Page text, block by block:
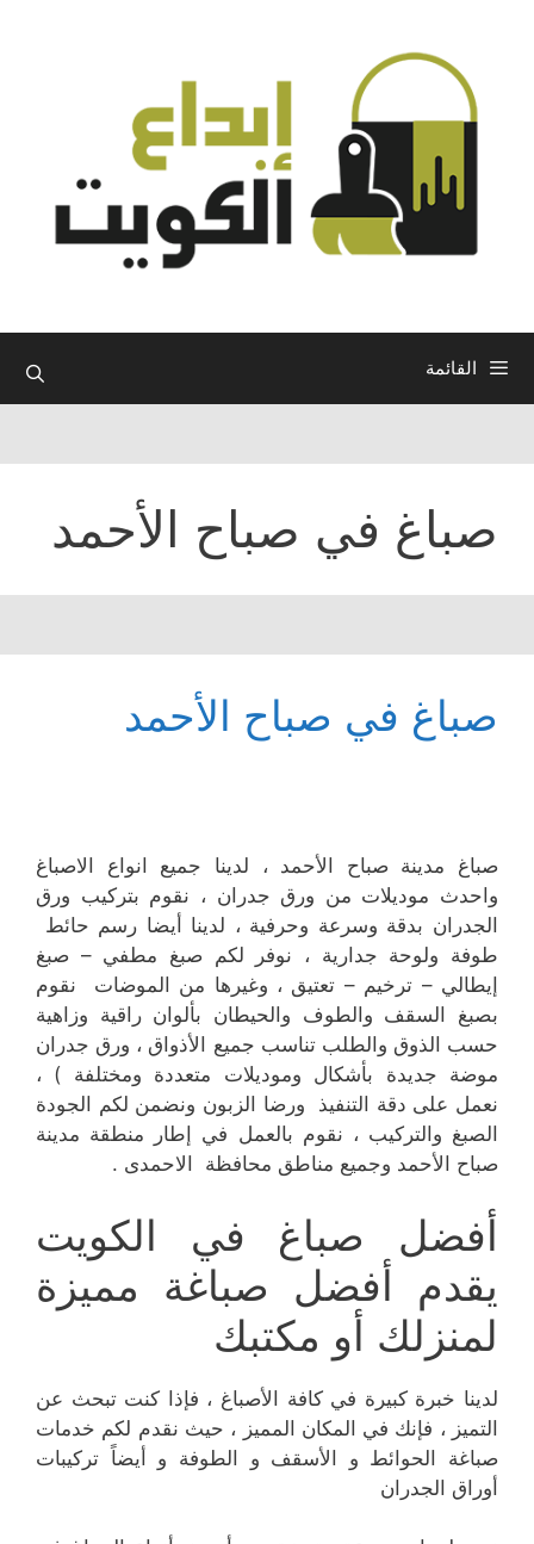
القائمة
صباغ في صباح الأحمد
صباغ في صباح الأحمد
صباغ مدينة صباح الأحمد ، لدينا جميع انواع الاصباغ
واحدث موديلات من ورق جدران ، نقوم بتركيب ورق
الجدران بدقة وسرعة وحرفية ، لدينا أيضا رسم حائط
طوفة ولوحة جدارية ، نوفر لكم صبغ مطفي – صبغ
إيطالي – ترخيم – تعتيق ، وغيرها من الموضات نقوم
بصبغ السقف والطوف والحيطان بألوان راقية وزاهية
حسب الذوق والطلب تناسب جميع الأذواق ، ورق جدران
موضة جديدة بأشكال وموديلات متعددة ومختلفة ) ،
نعمل على دقة التنفيذ ورضا الزبون ونضمن لكم الجودة
الصبغ والتركيب ، نقوم بالعمل في إطار منطقة مدينة
صباح الأحمد وجميع مناطق محافظة الاحمدى .
أفضل صباغ في الكويت
يقدم أفضل صباغة مميزة
لمنزلك أو مكتبك
لدينا خبرة كبيرة في كافة الأصباغ ، فإذا كنت تبحث عن
التميز ، فإنك في المكان المميز ، حيث نقدم لكم خدمات
صباغة الحوائط و الأسقف و الطوفة و أيضاً تركيبات
أوراق الجدران